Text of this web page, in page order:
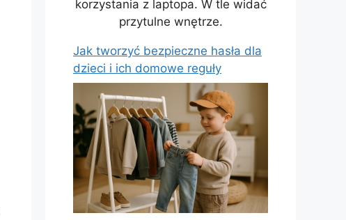
Jak tworzyć bezpieczne hasła dla
dzieci i ich domowe reguły